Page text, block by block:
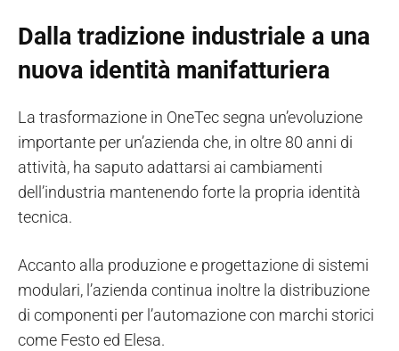
Dalla tradizione industriale a una
nuova identità manifatturiera
La trasformazione in OneTec segna un’evoluzione
importante per un’azienda che, in oltre 80 anni di
attività, ha saputo adattarsi ai cambiamenti
dell’industria mantenendo forte la propria identità
tecnica.
Accanto alla produzione e progettazione di sistemi
modulari, l’azienda continua inoltre la distribuzione
di componenti per l’automazione con marchi storici
come Festo ed Elesa.